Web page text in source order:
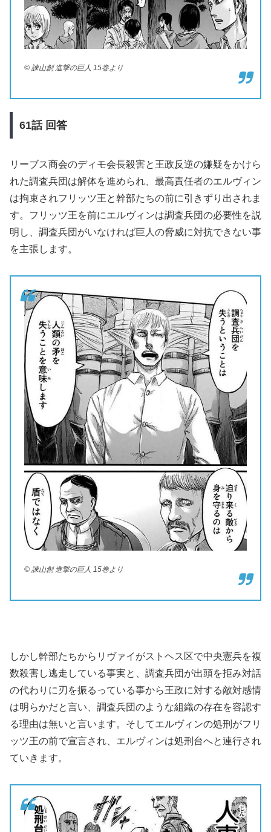
© 諫山創 進撃の巨人 15巻より
61話 回答
リーブス商会のディモ会長殺害と王政反逆の嫌疑をかけら
れた調査兵団は解体を進められ、最高責任者のエルヴィン
は拘束されフリッツ王と幹部たちの前に引きずり出されま
す。フリッツ王を前にエルヴィンは調査兵団の必要性を説
明し、調査兵団がいなければ巨人の脅威に対抗できない事
を主張します。
© 諫山創 進撃の巨人 15巻より
しかし幹部たちからリヴァイがストヘス区で中央憲兵を複
数殺害し逃走している事実と、調査兵団が出頭を拒み対話
の代わりに刃を振るっている事から王政に対する敵対感情
は明らかだと言い、調査兵団のような組織の存在を容認す
る理由は無いと言います。そしてエルヴィンの処刑がフリ
ッツ王の前で宣言され、エルヴィンは処刑台へと連行され
ていきます。